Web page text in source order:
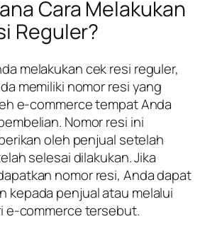
Cara Melakukan
Reguler?
melakukan cek resi reguler,
memiliki nomor resi yang
e-commerce tempat Anda
Nomor resi ini
oleh penjual setelah
selesai dilakukan. Jika
nomor resi, Anda dapat
kepada penjual atau melalui
e-commerce tersebut.